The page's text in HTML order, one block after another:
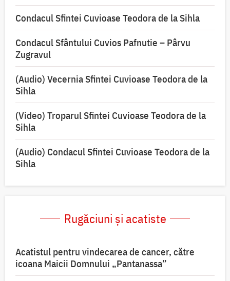
Condacul Sfintei Cuvioase Teodora de la Sihla
Condacul Sfântului Cuvios Pafnutie – Pârvu
Zugravul
(Audio) Vecernia Sfintei Cuvioase Teodora de la
Sihla
(Video) Troparul Sfintei Cuvioase Teodora de la
Sihla
(Audio) Condacul Sfintei Cuvioase Teodora de la
Sihla
Rugăciuni și acatiste
Acatistul pentru vindecarea de cancer, către
icoana Maicii Domnului „Pantanassa”